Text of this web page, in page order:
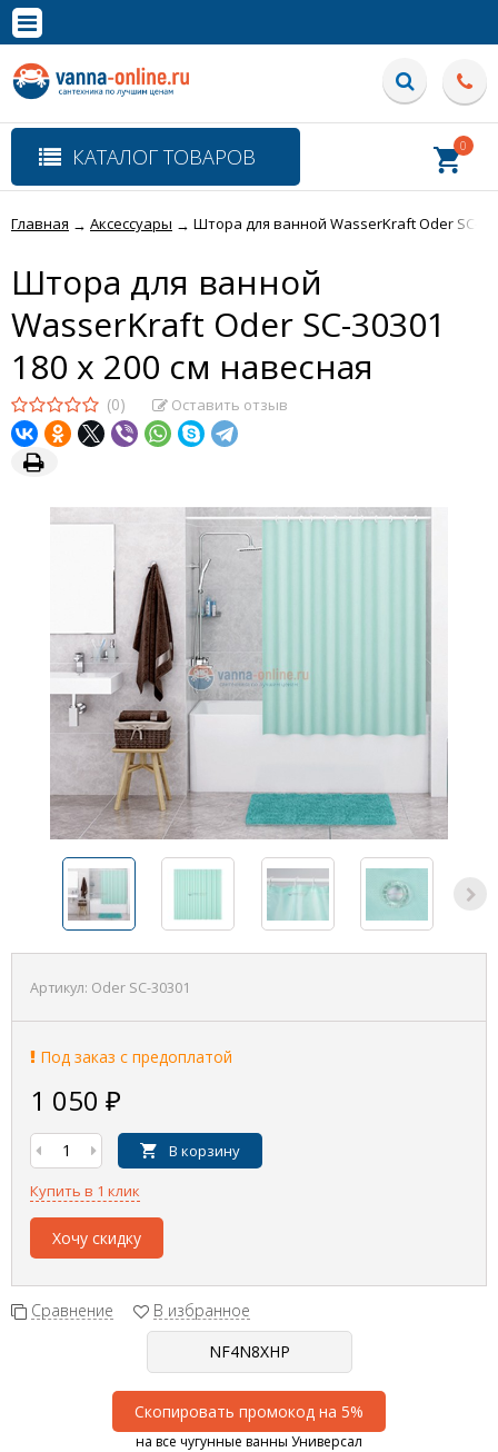
Полная версия сайта
КАТАЛОГ ТОВАРОВ 0
Главная → Аксессуары → Штора для ванной WasserKraft Oder SC-
Штора для ванной
WasserKraft Oder SC-30301
180 x 200 см навесная
(0) Оставить отзыв
Артикул: Oder SC-30301
Под заказ с предоплатой
1 050 ₽
В корзину
Купить в 1 клик
Хочу скидку
Сравнение В избранное
Скопировать промокод на 5%
на все чугунные ванны Универсал